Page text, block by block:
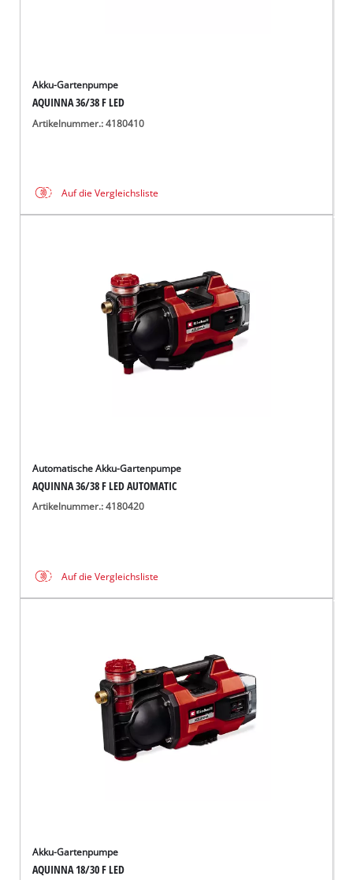
Akku-Gartenpumpe
AQUINNA 36/38 F LED
Artikelnummer.: 4180410
Auf die Vergleichsliste
Automatische Akku-Gartenpumpe
AQUINNA 36/38 F LED AUTOMATIC
Artikelnummer.: 4180420
Auf die Vergleichsliste
Akku-Gartenpumpe
AQUINNA 18/30 F LED